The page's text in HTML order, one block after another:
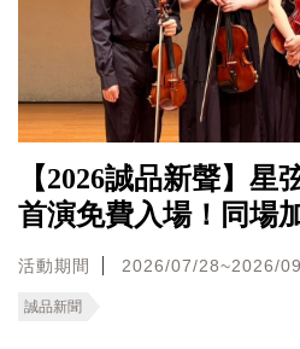
【2026誠品新聲】星
首演免費入場！同場
活動期間 2026/07/28~2026/
誠品新聞